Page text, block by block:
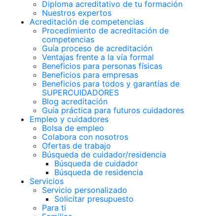
Diploma acreditativo de tu formación
Nuestros expertos
Acreditación de competencias
Procedimiento de acreditación de
competencias
Guía proceso de acreditación
Ventajas frente a la vía formal
Beneficios para personas físicas
Beneficios para empresas
Beneficios para todos y garantías de
SUPERCUIDADORES
Blog acreditación
Guía práctica para futuros cuidadores
Empleo y cuidadores
Bolsa de empleo
Colabora con nosotros
Ofertas de trabajo
Búsqueda de cuidador/residencia
Búsqueda de cuidador
Búsqueda de residencia
Servicios
Servicio personalizado
Solicitar presupuesto
Para ti